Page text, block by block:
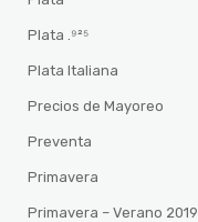
Plata .⁹²⁵
Plata Italiana
Precios de Mayoreo
Preventa
Primavera
Primavera – Verano 2019